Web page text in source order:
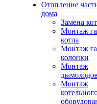
Отопление
дома
Замена
Монтаж
котла
Монтаж
колонки
Монтаж
Монтаж